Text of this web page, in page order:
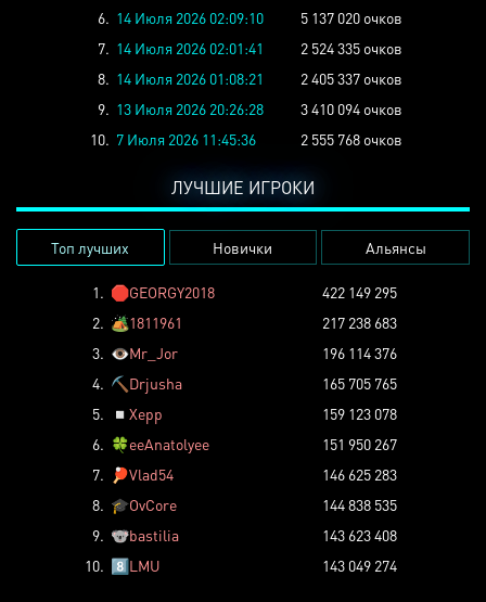
6. 14 Июля 2026 02:09:10
5 137 020 очков
7. 14 Июля 2026 02:01:41
2 524 335 очков
8. 14 Июля 2026 01:08:21
2 405 337 очков
9. 13 Июля 2026 20:26:28
3 410 094 очков
10. 7 Июля 2026 11:45:36 2 555 768 очков
ЛУЧШИЕ ИГРОКИ
Топ лучших Новички Альянсы
1. 🛑GEORGY2018
422 149 295
2. 🏕️1811961
217 238 683
3. 👁️Mr_Jor
196 114 376
4. ⛏️ Drjusha
165 705 765
5.
◽ Xepp
159 123 078
6. 🍀eeAnatolyee
151 950 267
7.
🏓Vlad54
146 625 283
8. 🎓OvCore
144 838 535
9. 🐨bastilia
143 623 408
10. 8️⃣LMU 143 049 274